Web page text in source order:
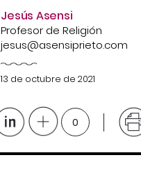
Jesús Asensi
Profesor de Religión
jesus@asensiprieto.com
13 de octubre de 2021
0